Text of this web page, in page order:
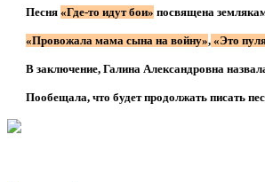
Песня «Где-то идут бои» посвящена
«Провожала мама сына на войну», «Это
В заключение, Галина Александровна
Пообещала, что будет продолжать писать